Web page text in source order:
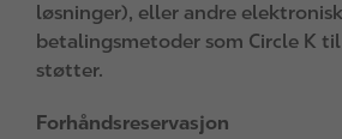
løsninger), eller andre
betalingsmetoder som Circle K
støtter.
Forhåndsreservasjon